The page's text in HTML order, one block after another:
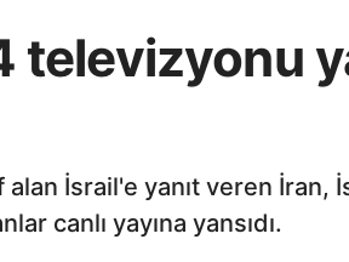
İsrail'e yanıt veren
canlı yayına yansıdı.